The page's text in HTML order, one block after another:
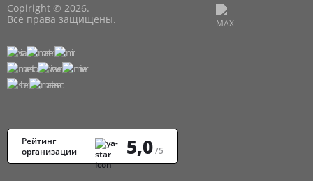
Copiright © 2026.
Все права защищены.
Рейтинг
организации
5,0/5